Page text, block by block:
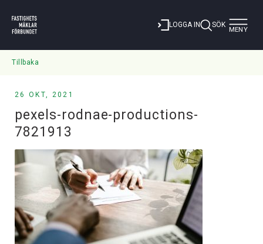
LOGGA IN SÖK Toggle
MENY
Tillbaka
26 OKT, 2021
pexels-rodnae-productions-
7821913